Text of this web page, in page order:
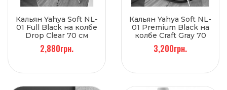
Кальян Yahya Soft NL-
01 Full Black на колбе
Drop Clear 70 см
2,880грн.
Кальян Yahya Soft NL-
01 Premium Black на
колбе Craft Gray 70
см
3,200грн.